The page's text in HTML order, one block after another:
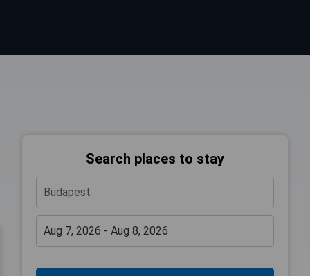
Search places to stay